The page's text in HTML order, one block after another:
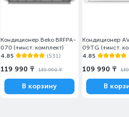
Кондиционер Beko BRFPA-
070 (+инст. комплект)
4.85
(531)
119 990 ₸ 139 990 ₸
В корзину
Кондиционер
09TG (+инст.
4.85
109 990 ₸
В